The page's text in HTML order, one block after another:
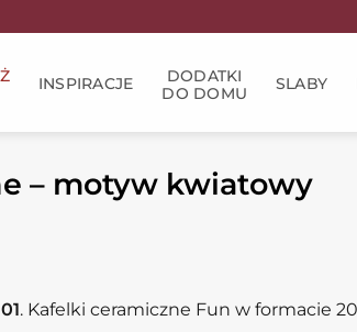
INSPIRACJE
DODATKI
DO DOMU
SLABY
– motyw kwiatowy
. Kafelki ceramiczne Fun w formacie